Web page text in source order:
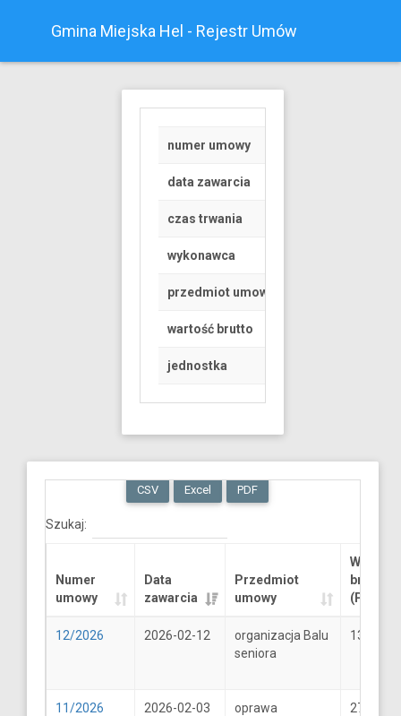
Gmina Miejska Hel - Rejestr Umów
numer umowy
data zawarcia
czas trwania
wykonawca
przedmiot umowy
wartość brutto
jednostka
CSV Excel PDF
Szukaj:
Numer
umowy
Data
zawarcia
Przedmiot
umowy
Wartość
brutto
(PLN)
12/2026 2026-02-12
organizacja Balu
seniora
13289.6
11/2026 2026-02-03
oprawa
2706